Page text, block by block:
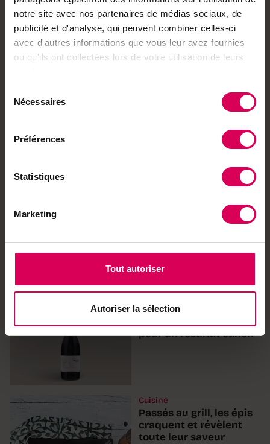
notre site avec nos partenaires de médias sociaux, de
publicité et d'analyse, qui peuvent combiner celles-ci
avec d'autres informations que vous leur avez fournies
ou qu'ils ont collectées lors de votre utilisation de leurs
services.
Nécessaires
Préférences
Statistiques
Marketing
Tout autoriser
Autoriser la sélection
Achetez local sur
notre boutique
Découvrez les produits
À lire aussi
L'initiative pour une
alimentation sûre entre
dans sa dernière ligne
alliées pour prévenir le
burn-out
Cuisine
Une petite leçon du vin
pour un résultat canon
Cuisine
Passés au grill, les épis
craquent et révèlent
toute leur saveur